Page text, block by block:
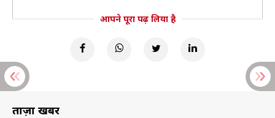
आपने पूरा पढ़ लिया है
ताज़ा खबरें